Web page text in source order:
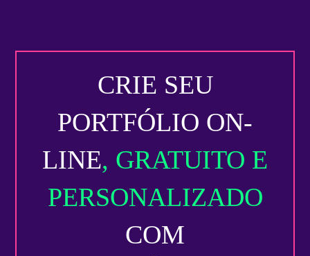
CRIE SEU
PORTFÓLIO ON-
LINE, GRATUITO E
PERSONALIZADO
COM